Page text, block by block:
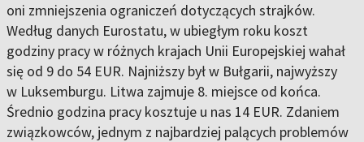
oni zmniejszenia ograniczeń dotyczących strajków.
Według danych Eurostatu, w ubiegłym roku koszt
godziny pracy w różnych krajach Unii Europejskiej wahał
się od 9 do 54 EUR. Najniższy był w Bułgarii, najwyższy
w Luksemburgu. Litwa zajmuje 8. miejsce od końca.
Średnio godzina pracy kosztuje u nas 14 EUR. Zdaniem
związkowców, jednym z najbardziej palących problemów